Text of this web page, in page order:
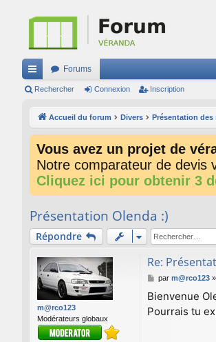
ac
Forums
Rechercher Connexion Inscription
Accueil du forum Divers Présentation des
Vous avez un projet de
Notre comparateur de devis
Cliquez ici pour obtenir 3
Présentation Olenda :)
Répondre
m@rco123
Modérateurs globaux
Re:
M
s
s
par m@rco123»
Bienvenue
Pourrais tu